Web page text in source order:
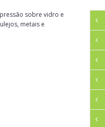
sobre vidro e
metais e